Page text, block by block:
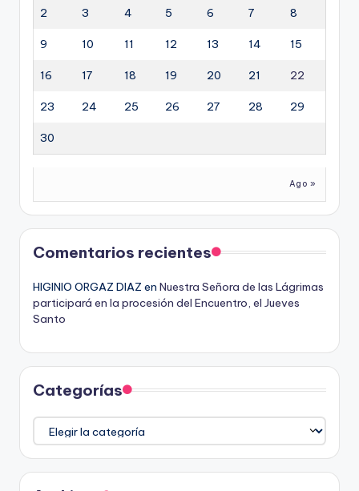
2 3 4 5 6 7 8
9 10 11 12 13 14 15
16 17 18 19 20 21 22
23 24 25 26 27 28 29
30
Ago »
Comentarios recientes
HIGINIO ORGAZ DIAZ en Nuestra Señora de las Lágrimas
participará en la procesión del Encuentro, el Jueves
Santo
Categorías
Categorías